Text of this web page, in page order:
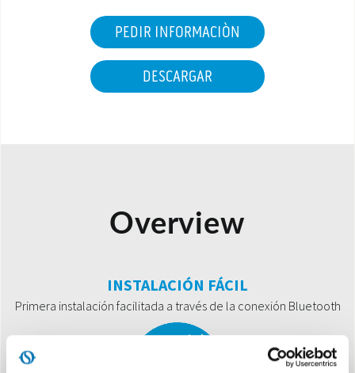
PEDIR INFORMACIÒN
DESCARGAR
Overview
INSTALACIÓN FÁCIL
Primera instalación facilitada a través de la conexión Bluetooth